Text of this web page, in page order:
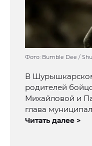
Фото: Bumble Dee /
В
родителей
Михайловой и
глава
Читать далее >